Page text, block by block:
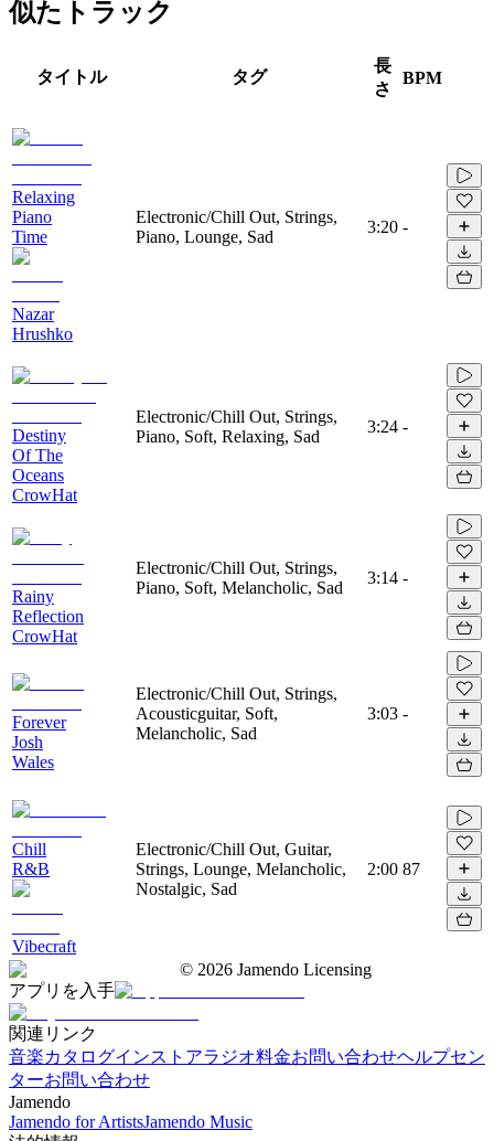
似たトラック
タイトル タグ
長
さ
BPM
Relaxing
Piano
Time
Nazar
Hrushko
Electronic/Chill Out, Strings,
Piano, Lounge, Sad
3:20 -
Destiny
Of The
Oceans
CrowHat
Electronic/Chill Out, Strings,
Piano, Soft, Relaxing, Sad
3:24 -
Rainy
Reflection
CrowHat
Electronic/Chill Out, Strings,
Piano, Soft, Melancholic, Sad
3:14 -
Forever
Josh
Wales
Electronic/Chill Out, Strings,
Acousticguitar, Soft,
Melancholic, Sad
3:03 -
Chill
R&B
Vibecraft
Electronic/Chill Out, Guitar,
Strings, Lounge, Melancholic,
Nostalgic, Sad
2:00 87
© 2026 Jamendo Licensing
アプリを入手
関連リンク
音楽カタログインストアラジオ料金お問い合わせヘルプセン
ターお問い合わせ
Jamendo
Jamendo for ArtistsJamendo Music